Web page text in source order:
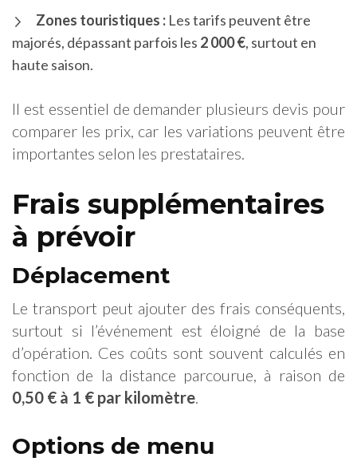
Zones touristiques : Les tarifs peuvent être
majorés, dépassant parfois les 2 000 €, surtout en
haute saison.
Il est essentiel de demander plusieurs devis pour
comparer les prix, car les variations peuvent être
importantes selon les prestataires.
Frais supplémentaires
à prévoir
Déplacement
Le transport peut ajouter des frais conséquents,
surtout si l’événement est éloigné de la base
d’opération. Ces coûts sont souvent calculés en
fonction de la distance parcourue, à raison de
0,50 € à 1 € par kilomètre.
Options de menu